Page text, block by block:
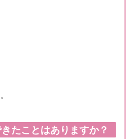
たことはありますか？